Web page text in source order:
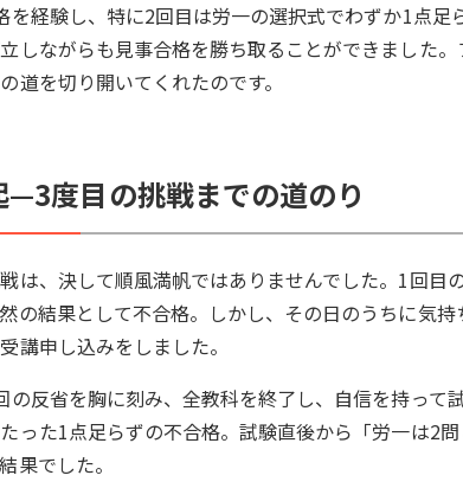
を経験し、特に2回目は労一の選択式でわずか1点足
しながらも見事合格を勝ち取ることができました
道を切り開いてくれたのです。
度目の挑戦までの道のり
は、決して順風満帆ではありませんでした。1回目
の結果として不合格。しかし、その日のうちに気
講申し込みをしました。
の反省を胸に刻み、全教科を終了し、自信を持って
った1点足らずの不合格。試験直後から「労一は2
果でした。